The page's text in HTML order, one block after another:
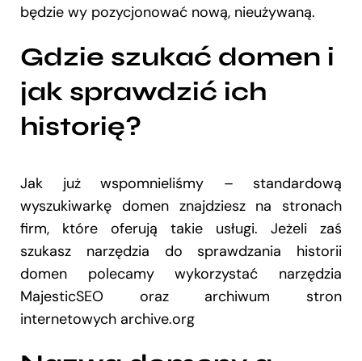
będzie wy pozycjonować nową, nieużywaną.
Gdzie szukać domen i
jak sprawdzić ich
historię?
Jak już wspomnieliśmy – standardową
wyszukiwarkę domen znajdziesz na stronach
firm, które oferują takie usługi. Jeżeli zaś
szukasz narzędzia do sprawdzania historii
domen polecamy wykorzystać narzędzia
MajesticSEO oraz archiwum stron
internetowych archive.org